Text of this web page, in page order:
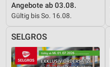
Angebote ab 03.08.
Gültig bis So. 16.08.
SELGROS